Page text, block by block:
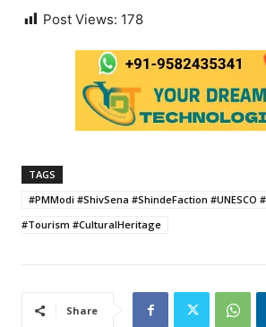
Post Views: 178
TAGS
#PMModi #ShivSena #ShindeFaction
#Tourism #CulturalHeritage
Share